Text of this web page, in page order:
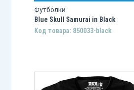
Футболки
Blue Skull Samurai in Black
Код товара: 850033-black